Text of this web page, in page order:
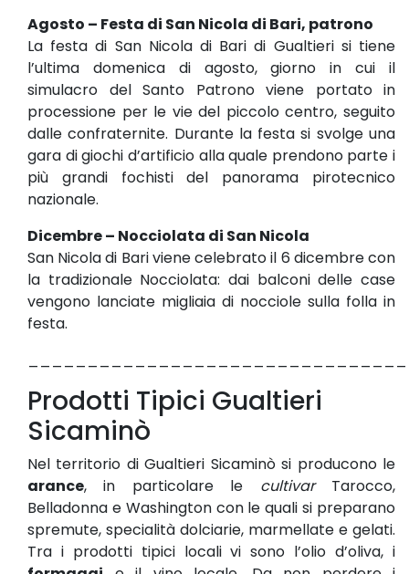
Agosto – Festa di San Nicola di Bari, patrono
La festa di San Nicola di Bari di Gualtieri si tiene
l’ultima domenica di agosto, giorno in cui il
simulacro del Santo Patrono viene portato in
processione per le vie del piccolo centro, seguito
dalle confraternite. Durante la festa si svolge una
gara di giochi d’artificio alla quale prendono parte i
più grandi fochisti del panorama pirotecnico
nazionale.
Dicembre – Nocciolata di San Nicola
San Nicola di Bari viene celebrato il 6 dicembre con
la tradizionale Nocciolata: dai balconi delle case
vengono lanciate migliaia di nocciole sulla folla in
festa.
Prodotti Tipici Gualtieri
Sicaminò
Nel territorio di Gualtieri Sicaminò si producono le
arance, in particolare le cultivarTarocco,
Belladonna e Washington con le quali si preparano
spremute, specialità dolciarie, marmellate e gelati.
Tra i prodotti tipici locali vi sono l’olio d’oliva, i